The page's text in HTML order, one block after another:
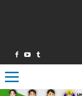
Toggle navigation